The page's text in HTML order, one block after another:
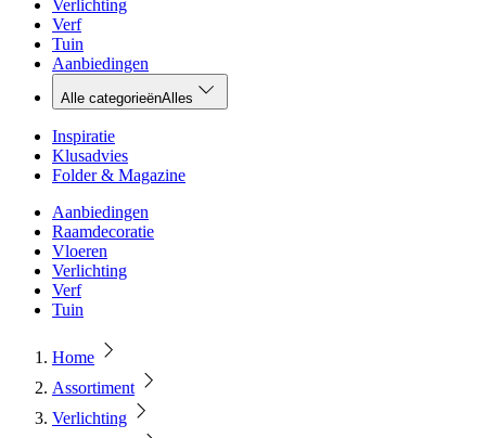
Verlichting
Verf
Tuin
Aanbiedingen
Alle categorieënAlles
Inspiratie
Klusadvies
Folder & Magazine
Aanbiedingen
Raamdecoratie
Vloeren
Verlichting
Verf
Tuin
Home
Assortiment
Verlichting